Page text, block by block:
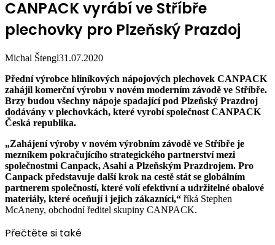
CANPACK vyrábí ve Stříbře
plechovky pro Plzeňský Prazdoj
Michal Štengl31.07.2020
Přední výrobce hliníkových nápojových plechovek CANPACK
zahájil komerční výrobu v novém moderním závodě ve Stříbře.
Brzy budou všechny nápoje spadající pod Plzeňský Prazdroj
dodávány v plechovkách, které vyrobí společnost CANPACK
Česká republika.
„Zahájení výroby v novém výrobním závodě ve Stříbře je
mezníkem pokračujícího strategického partnerství mezi
společnostmi Canpack, Asahi a Plzeňským Prazdrojem. Pro
Canpack představuje další krok na cestě stát se globálním
partnerem společností, které volí efektivní a udržitelné obalové
materiály, které oceňují i jejich zákazníci,“ říká Stephen
McAneny, obchodní ředitel skupiny CANPACK.
Přečtěte si také